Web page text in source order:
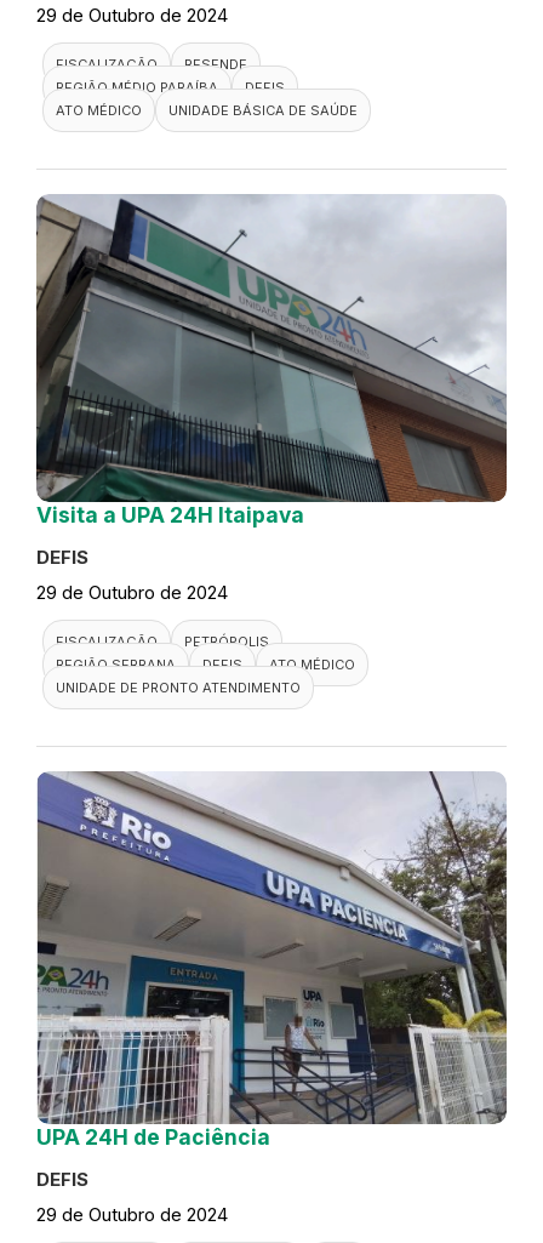
29 de Outubro de 2024
FISCALIZAÇÃO
RESENDE
REGIÃO MÉDIO PARAÍBA
DEFIS
ATO MÉDICO
UNIDADE BÁSICA DE SAÚDE
Visita a UPA 24H Itaipava
DEFIS
29 de Outubro de 2024
FISCALIZAÇÃO
PETRÓPOLIS
REGIÃO SERRANA
DEFIS
ATO MÉDICO
UNIDADE DE PRONTO ATENDIMENTO
UPA 24H de Paciência
DEFIS
29 de Outubro de 2024